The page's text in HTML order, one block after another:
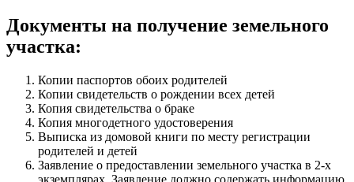
Документы на получение земельного
участка:
Копии паспортов обоих родителей
Копии свидетельств о рождении всех детей
Копия свидетельства о браке
Копия многодетного удостоверения
Выписка из домовой книги по месту регистрации
родителей и детей
Заявление о предоставлении земельного участка в 2-х